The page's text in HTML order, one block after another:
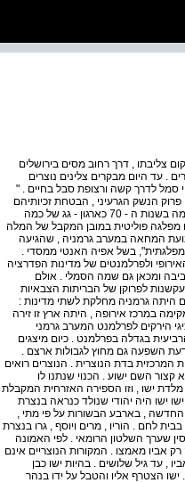
צליבתו , דרך רחוב מסים בירושלים
. עד היום מבקרים צלינים נוצרים
סמל לדרך קשה ורצופת סבל בחיים . "
הנשק הגרעיני , הבטחת זכיותיהם
של מעוטים ושל לאמים מדכאים ושנוי מבנה המשק . מפלגת הירקים הוקמה בשנות ה - 70 כארגון - גג של כמה
מפלגה פוליטית במובן המקבל של המלה
המחאה במערב גרמניה , שהגיעה
מפלגה אנטי - מפלגתית", בשל אפיה האנטי ממסדי .
האירופי ולפרלמנטים של מדינות הפדרציה
ומכאן גם שמה הסמלי . אולם
לפרוקן של הבריתות הצבאיות
היתה גרמניה מחלקת לשתי מדינות :
במרכז אירופה , היתה ארץ זו זירה
המערבי לבין הגוש המזרחי . ב - 1983 נבחרו נציגי הירקים לפרלמנט המערב גרמני
ארצי . בשנת 1987 הפכה למפלגה הרביעית בגדלה בפרלמנט . כיום מיצגים
השפעה גם מחוץ לגבולות ארצם .
המרכזית בדת הנוצרית . הנוצרים רואים
הספירה עד 30 לספירה . ישו הוא קצור השם ישוע . הכנוי שנתנו לו
מלדת ישו , וזו הספירה האזרחית המקבלת
ישו היה יהודי שנולד כנראה בנצרת
, בארבע הבשורות על פי מתי ,
לחם . הוריו , מרים ויוסף , גרו בנצרת
שערך השלטון הרומאי . לפי האמונה
אביו מאמצו . המקורות הנוצריים אינם
, עד גיל שלושים . בהיות ישו כבן
הצטרף אליו והטבל על ידו בנהר